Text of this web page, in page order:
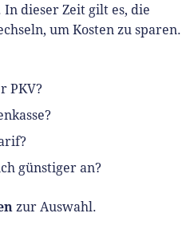
In dieser Zeit gilt es, die
um Kosten zu sparen.
PKV?
günstiger an?
zur Auswahl.